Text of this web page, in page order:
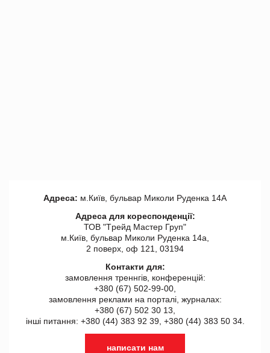
Адреса: м.Київ, бульвар Миколи Руденка 14А
Адреса для кореспонденції:
ТОВ "Tрейд Мастер Груп"
м.Київ, бульвар Миколи Руденка 14а,
2 поверх, оф 121, 03194
Контакти для:
замовлення треннгів, конференцій:
+380 (67) 502-99-00,
замовлення реклами на порталі, журналах:
+380 (67) 502 30 13,
інші питання: +380 (44) 383 92 39, +380 (44) 383 50 34.
написати нам